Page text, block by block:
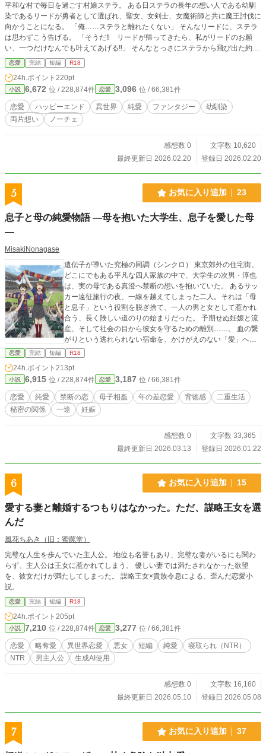
平和な村で毎日を過ごす村娘ステラ。 ある日ステラの長年の想い人である幼馴
染であるリードが勇者として選ばれ、聖女、女剣士、女魔術師と共に魔王討伐に
向かうことになる。 「俺……ステラと離れたくない」 そんなリードに、ステラ
は思わずこう告げる。 「そうだ‼ リードが帰ってきたら、私がリードのお願
い、一つだけなんでも叶えてあげる‼」 そんなとっさにステラから飛び出た約束
を胸に、リードは村を旅立つ。 それから半年、毎日リードの無事を祈り続ける
ステラのもとに、リードの史上最速での魔王城攻略の知らせが届く。 勇者一行
はこれからたくさんの祝勝パーティに参加した後、故郷に凱旋するというが、そ
れと同時に、パーティメンバーである聖女と女剣士、そして女魔術師の話も耳に
することになる。 戦いの昂りを鎮める役割も担うという三人は、戦いの後全員
が重婚の認められた勇者の嫁になるということを知ったステラは思いを諦めよう
とするが、突然現れたリードは彼女に『ステラの身体《約束のお願い》』を迫っ
恋愛 完結 短編 R18
24h.ポイント 220pt
小説 6,672 位 / 228,874件 恋愛 3,096 位 / 66,381件
恋愛 ハッピーエンド 異世界 純愛 ファンタジー
幼馴染
両片想い
ノーチェ
感想数 0
文字数 10,620
最終更新日 2026.02.20
登録日 2026.02.20
5 お気に入り追加 23
息子と母の純愛物語 —母を抱いた大学生、息子を愛した母
—
MisakiNonagase
遺伝子が導いた究極の同調（シンクロ） 東京郊外の住宅街。
どこにでもある平凡な四人家族の中で、大学生の次男・淳也
は、実の母である真澄へ禁断の想いを抱いていた。 あるサッ
カー遠征旅行の夜、一線を越えてしまった二人。それは「母
と息子」という役割を脱ぎ捨て、一人の男と女として惹かれ
合う、長く険しい道のりの始まりだった。 予期せぬ妊娠と流
産、そして社会の目から彼女を守るための離別……。 血の繋
がりという逃れられない宿命を、かけがえのない「愛」へと
変えていく。実の母息子、そして29歳の年齢差を超えた、真
実の純愛ストーリー。
恋愛 完結 短編 R18
24h.ポイント 213pt
小説 6,915 位 / 228,874件 恋愛 3,187 位 / 66,381件
恋愛 純愛 禁断の恋 母子相姦 年の差恋愛 背徳感
二重生活
秘密の関係
一途 妊娠
感想数 0
文字数 33,365
最終更新日 2026.03.13
登録日 2026.01.22
6 お気に入り追加 15
愛する妻と離婚するつもりはなかった。ただ、謀略王女を選
んだ
風花ちあき（旧：蜜罠堂）
完璧な人生を歩んでいた主人公。 地位も名誉もあり、完璧な妻がいるにも関わ
らず、主人公は王女に惹かれてしまう。 優しい妻では満たされなかった欲望
を、彼女だけが満たしてしまった。 謀略王女×貴族令息による、歪んだ恋愛小
説。
恋愛 完結 短編 R18
24h.ポイント 205pt
小説 7,210 位 / 228,874件 恋愛 3,277 位 / 66,381件
恋愛 略奪愛 異世界恋愛 悪女 短編 純愛
寝取られ（NTR）
NTR
男主人公 生成AI使用
感想数 0
文字数 16,160
最終更新日 2026.05.10
登録日 2026.05.08
7 お気に入り追加 37